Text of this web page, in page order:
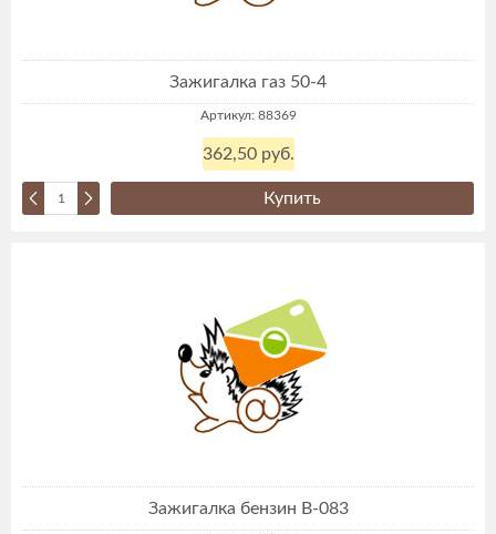
Зажигалка газ 50-4
Артикул: 88369
362,50 руб.
Купить
Зажигалка бензин В-083